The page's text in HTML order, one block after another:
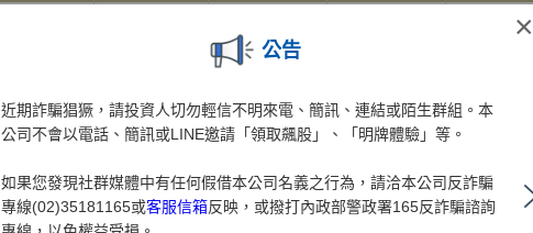
×
公告
近期詐騙猖獗，請投資人切勿輕信不明來電、簡訊、連結或陌生群組。本
公司不會以電話、簡訊或LINE邀請「領取飆股」、「明牌體驗」等。
如果您發現社群媒體中有任何假借本公司名義之行為，請洽本公司反詐騙
專線(02)35181165或客服信箱反映，或撥打內政部警政署165反詐騙諮詢
F1+(twn)